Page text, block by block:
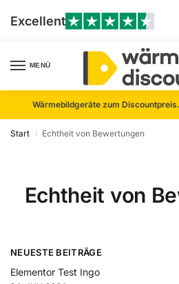
Excellent
MENÜ
Wärmebildgeräte zum
Start / Echtheit von Bewertungen
Echtheit von
NEUESTE BEITRÄGE
Elementor Test Ingo